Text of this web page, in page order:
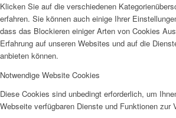
Klicken Sie auf die verschiedenen
erfahren. Sie können auch einige Ihrer
dass das Blockieren einiger Arten von Cookies
Erfahrung auf unseren Websites und auf die
anbieten können.
Notwendige Website Cookies
Diese Cookies sind unbedingt erforderlich, um
Webseite verfügbaren Dienste und Funktionen zur